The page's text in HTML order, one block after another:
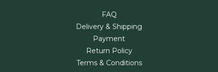
FAQ
Delivery & Shipping
Payment
Return Policy
Terms & Conditions